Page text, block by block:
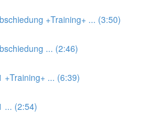
+Training+ ... (3:50)
... (2:46)
+Training+ ... (6:39)
... (2:54)